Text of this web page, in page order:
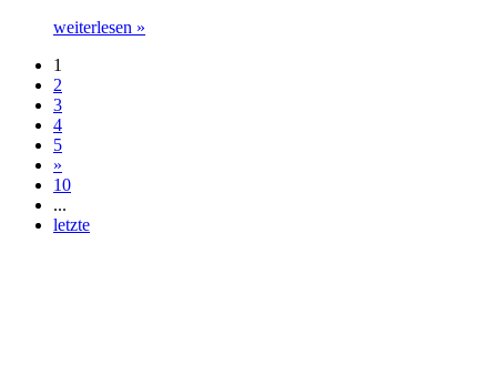
weiterlesen »
1
2
3
4
5
»
10
...
letzte